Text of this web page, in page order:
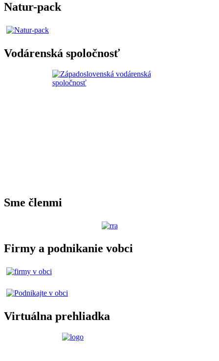
Natur-pack
Vodárenská spoločnosť
Sme členmi
Firmy a podnikanie vobci
Virtuálna prehliadka